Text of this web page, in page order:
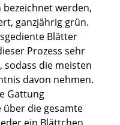
werden,
ganzjährig grün.
Blätter
Prozess sehr
die meisten
davon nehmen.
Gattung
über die gesamte